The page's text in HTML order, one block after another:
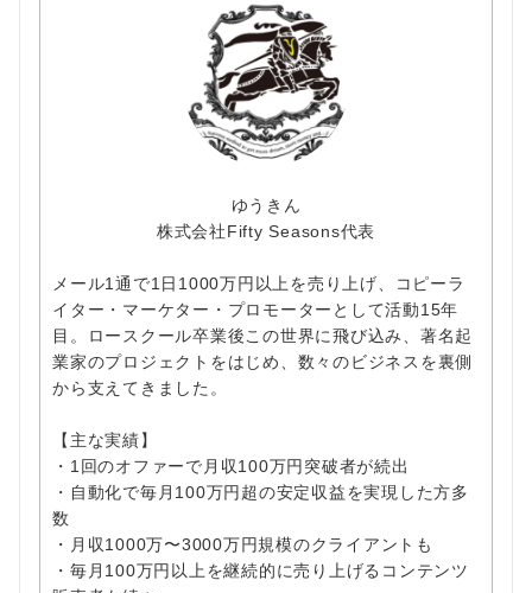
ゆうきん
株式会社Fifty Seasons代表
メール1通で1日1000万円以上を売り上げ、コピーラ
イター・マーケター・プロモーターとして活動15年
目。ロースクール卒業後この世界に飛び込み、著名起
業家のプロジェクトをはじめ、数々のビジネスを裏側
から支えてきました。
【主な実績】
・1回のオファーで月収100万円突破者が続出
・自動化で毎月100万円超の安定収益を実現した方多
数
・月収1000万〜3000万円規模のクライアントも
・毎月100万円以上を継続的に売り上げるコンテンツ